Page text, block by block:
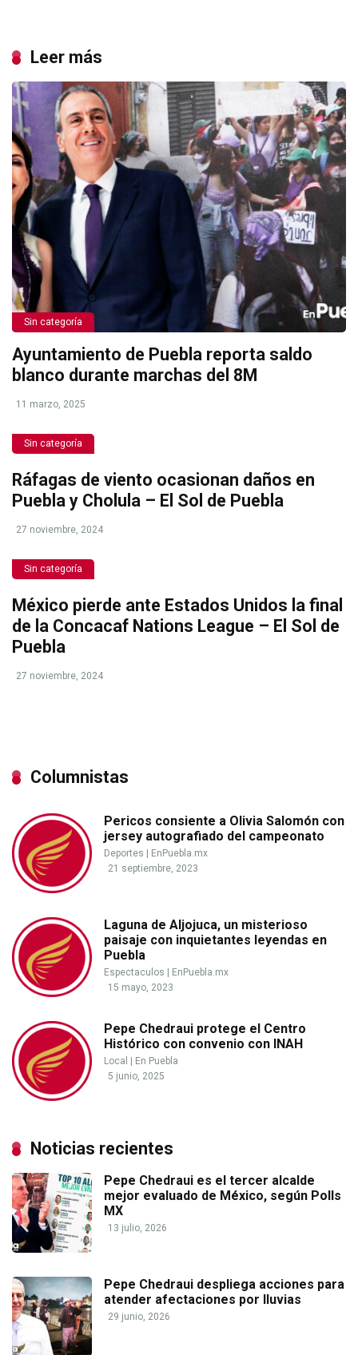
Leer más
Sin categoría
Ayuntamiento de Puebla reporta saldo
blanco durante marchas del 8M
11 marzo, 2025
Sin categoría
Ráfagas de viento ocasionan daños en
Puebla y Cholula – El Sol de Puebla
27 noviembre, 2024
Sin categoría
México pierde ante Estados Unidos la final
de la Concacaf Nations League – El Sol de
Puebla
27 noviembre, 2024
Columnistas
Pericos consiente a Olivia Salomón con
jersey autografiado del campeonato
Deportes
EnPuebla.mx
21 septiembre, 2023
Laguna de Aljojuca, un misterioso
paisaje con inquietantes leyendas en
Puebla
Espectaculos
EnPuebla.mx
15 mayo, 2023
Pepe Chedraui protege el Centro
Histórico con convenio con INAH
Local
En Puebla
5 junio, 2025
Noticias recientes
Pepe Chedraui es el tercer alcalde
mejor evaluado de México, según Polls
MX
13 julio, 2026
Pepe Chedraui despliega acciones para
atender afectaciones por lluvias
29 junio, 2026